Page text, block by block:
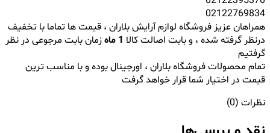
02122769834
همراهان عزیز فروشگاه لوازم آرایش بلاران ، قیمت ها تماما با تخفیف
درنظر گرفته شده ، و بابت اصالت کالا 1 ماه
زمان بابت مرجوعی در نظر
گرفتیم
تمام محصولات فروشگاه بلاران ، اورجینال بوده و با مناسب ترین
قیمت در اختیار شما قرار خواهد گرفت
نظرات (0)